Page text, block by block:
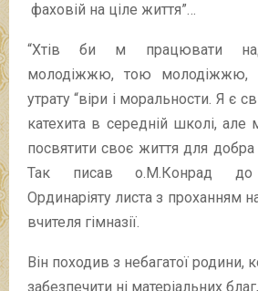
фаховій на ціле життя”…
“Хтів би м працювати
молодіжжю, тою молодіжжю,
утрату “віри і моральности. Я є
катехита в середній школі,
посвятити своє життя для
Так писав о.М.Конрад до
Ординаріяту листа з проханням
вчителя гімназії.
Він походив з небагатої родини,
забезпечити ні матеріальних благ,